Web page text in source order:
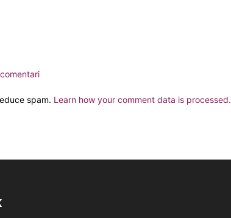
spam. Learn how your comment data is processed.